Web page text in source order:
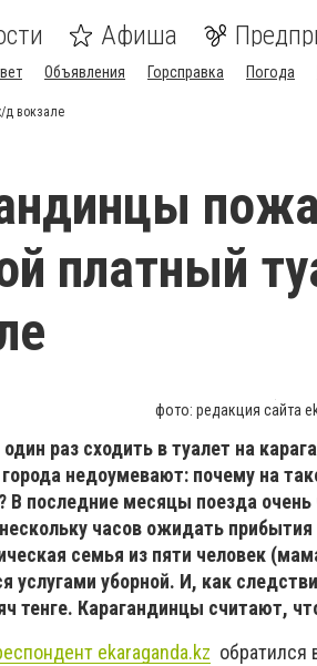
Афиша
Объявления Горсправка Погода
д вокзале
платный
фото: редакция сайта
один раз сходить в туалет на
недоумевают: почему на
В последние месяцы поезда
часов ожидать
семья из пяти человек
услугами уборной. И, как
тенге. Карагандинцы считают,
ekaraganda.kz обратился